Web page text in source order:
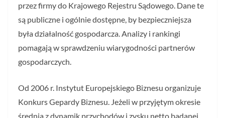
przez firmy do Krajowego Rejestru Sądowego. Dane te
są publiczne i ogólnie dostępne, by bezpieczniejsza
była działalność gospodarcza. Analizy i rankingi
pomagają w sprawdzeniu wiarygodności partnerów
gospodarczych.
Od 2006 r. Instytut Europejskiego Biznesu organizuje
Konkurs Gepardy Biznesu. Jeżeli w przyjętym okresie
średnia z dynamik przychodów i zysku netto badanej